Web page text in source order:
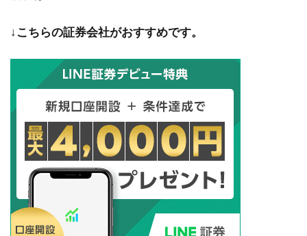
↓こちらの証券会社がおすすめです。